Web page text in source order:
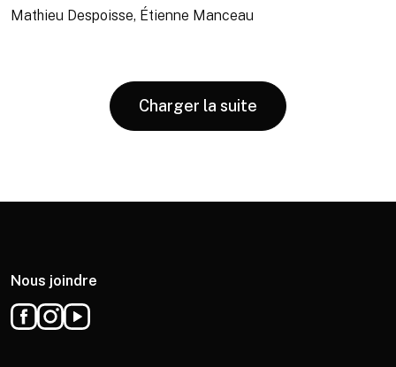
Mathieu Despoisse, Étienne Manceau
Charger la suite
Nous joindre